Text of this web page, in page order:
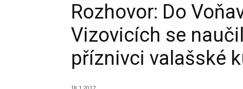
Rozhovor: Do
Vizovicích se
příznivci valašské